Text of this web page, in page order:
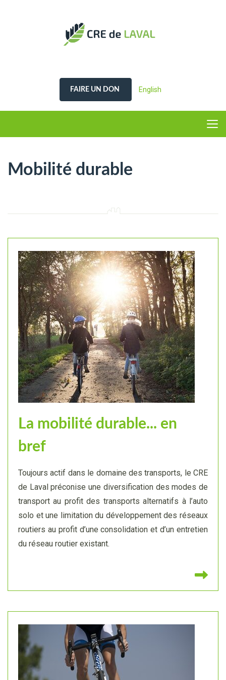
FAIRE UN DON English
Mobilité durable
La mobilité durable... en
bref
Toujours actif dans le domaine des transports, le CRE
de Laval préconise une diversification des modes de
transport au profit des transports alternatifs à l’auto
solo et une limitation du développement des réseaux
routiers au profit d’une consolidation et d’un entretien
du réseau routier existant.